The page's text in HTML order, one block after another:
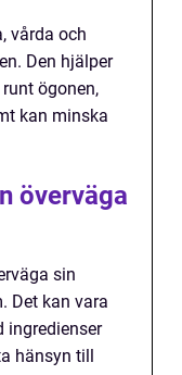
vårda och
Den hjälper
ögonen,
kan minska
överväga
sin
Det kan vara
ingredienser
hänsyn till